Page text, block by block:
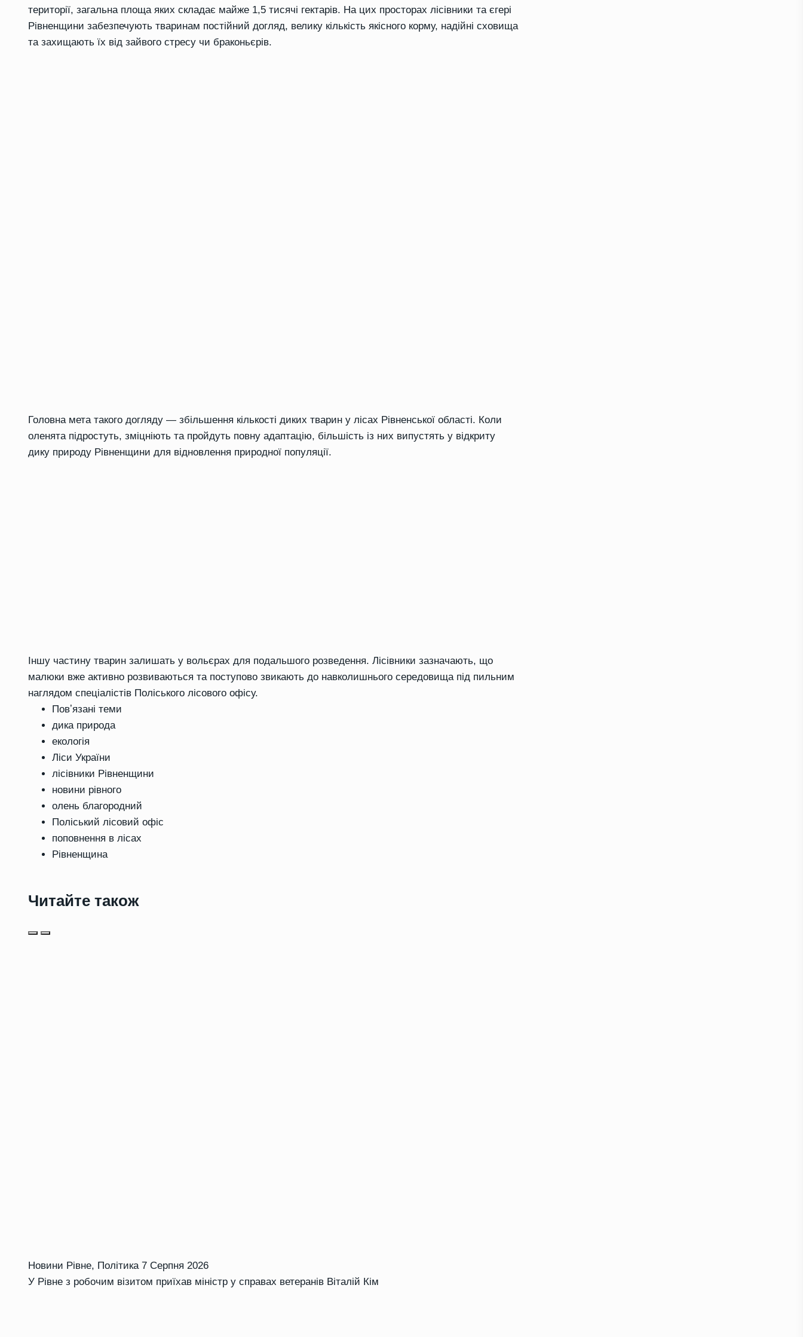
території, загальна площа яких складає майже 1,5 тисячі гектарів. На цих просторах лісівники та єгері
Рівненщини забезпечують тваринам постійний догляд, велику кількість якісного корму, надійні сховища
та захищають їх від зайвого стресу чи браконьєрів.
Головна мета такого догляду — збільшення кількості диких тварин у лісах Рівненської області. Коли
оленята підростуть, зміцніють та пройдуть повну адаптацію, більшість із них випустять у відкриту
дику природу Рівненщини для відновлення природної популяції.
Іншу частину тварин залишать у вольєрах для подальшого розведення. Лісівники зазначають, що
малюки вже активно розвиваються та поступово звикають до навколишнього середовища під пильним
наглядом спеціалістів Поліського лісового офісу.
Повʼязані теми
дика природа
екологія
Ліси України
лісівники Рівненщини
новини рівного
олень благородний
Поліський лісовий офіс
поповнення в лісах
Рівненщина
Читайте також
Новини Рівне, Політика 7 Серпня 2026
У Рівне з робочим візитом приїхав міністр у справах ветеранів Віталій Кім